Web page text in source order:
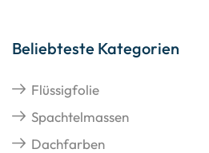
Beliebteste Kategorien
Flüssigfolie
Spachtelmassen
Dachfarben